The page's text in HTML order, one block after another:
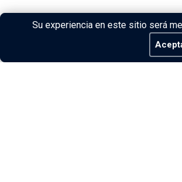
Su experiencia en este sitio será